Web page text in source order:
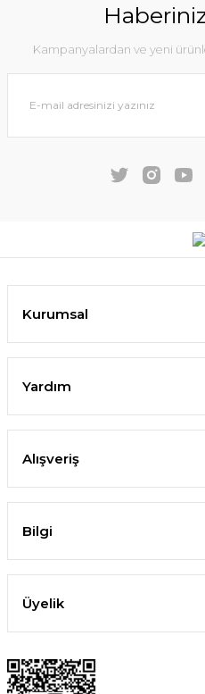
Kampanyalardan ve yeni
Kurumsal
Yardım
Alışveriş
Bilgi
Üyelik